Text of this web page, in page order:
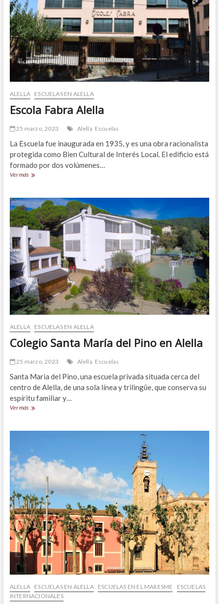
ALELLA ESCUELAS EN ALELLA
Escola Fabra Alella
25 marzo, 2023 Alella Escuelas
La Escuela fue inaugurada en 1935, y es una obra racionalista
protegida como Bien Cultural de Interés Local. El edificio está
formado por dos volúmenes…
Ver másEscola
ALELLA ESCUELAS EN ALELLA
Colegio Santa María del Pino en Alella
25 marzo, 2023 Alella Escuelas
Santa Maria del Pino, una escuela privada situada cerca del
centro de Alella, de una sola línea y trilingüe, que conserva su
espíritu familiar y…
Ver másColegio
en
Alella
ALELLA ESCUELAS EN ALELLA ESCUELAS EN EL MARESME
ESCUELAS
INTERNACIONALES